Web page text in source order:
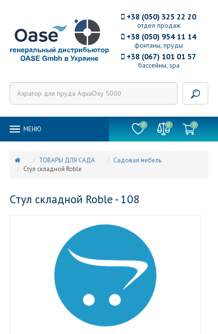
отдел продаж
+38 (050) 325 22 20
фонтаны, пруды
+38 (050) 954 11 14
бассейны, spa
+38 (067) 101 01 57
MEНЮ
0 0 0
ТОВАРЫ ДЛЯ САДА
Садовая мебель
Стул складной Roble
Стул складной Roble - 108